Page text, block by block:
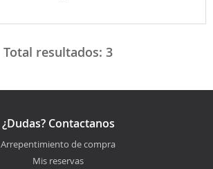
Total resultados: 3
¿Dudas? Contactanos
Arrepentimiento de compra
Mis reservas